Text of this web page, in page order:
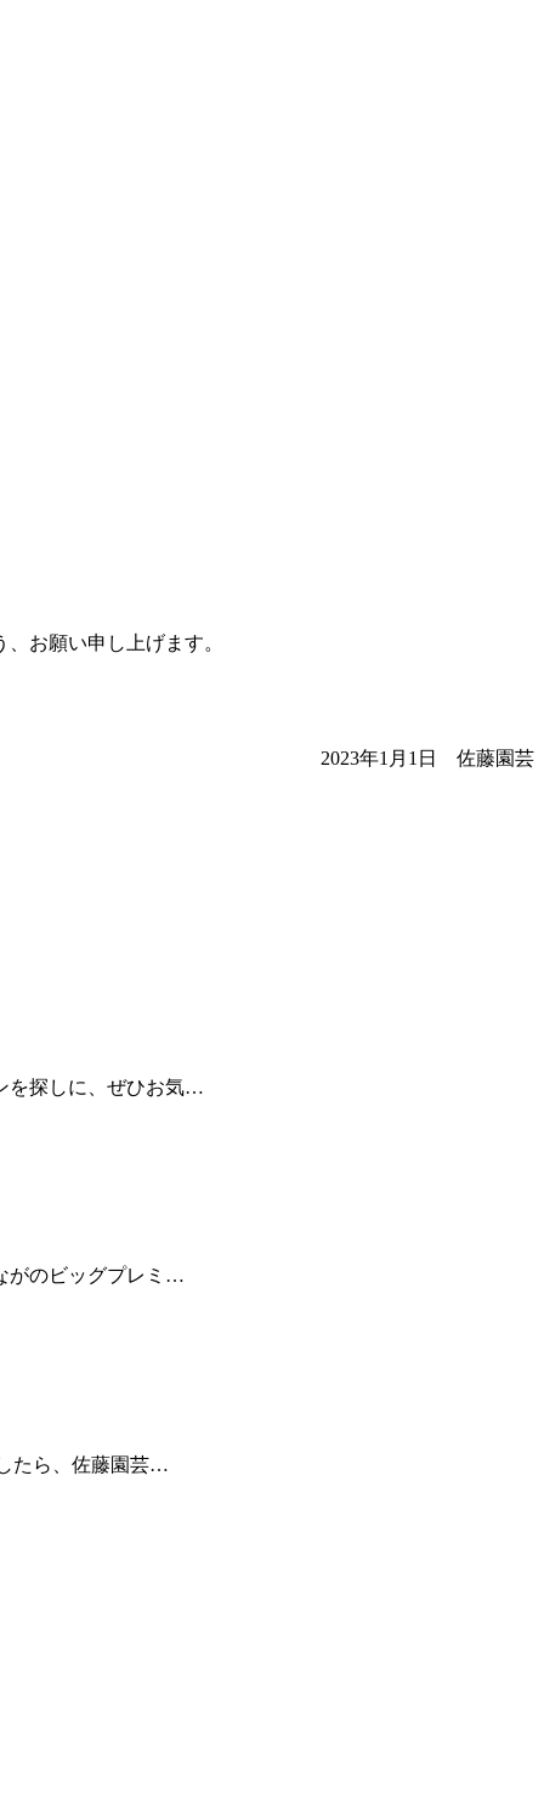
お願い申し上げます。
2023年1月1日 佐藤園芸
を探しに、ぜひお気…
のビッグプレミ…
たら、佐藤園芸…